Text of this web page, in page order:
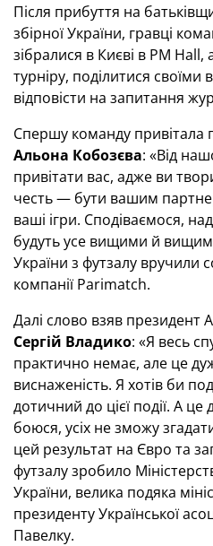
Після прибуття на
збірної України, гравці
зібралися в Києві в PM Hall,
турніру, поділитися
відповісти на запитання
Спершу команду привітала
Альона Кобозєва: «Від
привітати вас, адже ви
честь — бути вашим
ваші ігри. Сподіваємося,
будуть усе вищими й
України з футзалу вручили
компанії Parimatch.
Далі слово взяв президент
Сергій Владико: «Я весь
практично немає, але це
виснаженість. Я хотів би
дотичний до цієї події. А
боюся, усіх не зможу
цей результат на Євро та
футзалу зробило
України, велика подяка
президенту Української
Павелку.